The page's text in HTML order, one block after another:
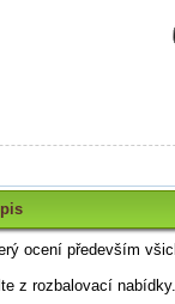
ocení především
z rozbalovací nabídky.